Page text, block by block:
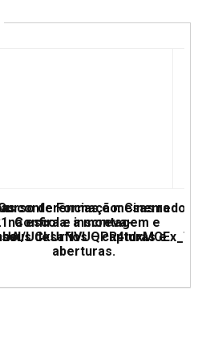
conferências e mesas
Confira e inscreva-
de Formação: Cinema
na escola: a montagem e
seus desafios – capturas e
aberturas.